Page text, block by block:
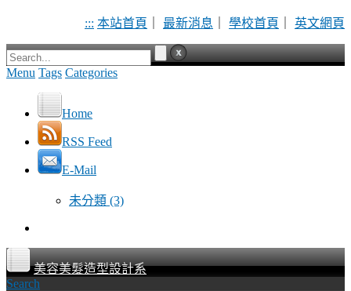
::: 本站首頁 最新消息 學校首頁 英文網頁
Menu Tags Categories
Home
RSS Feed
E-Mail
未分類 (3)
美容美髮造型設計系
Search